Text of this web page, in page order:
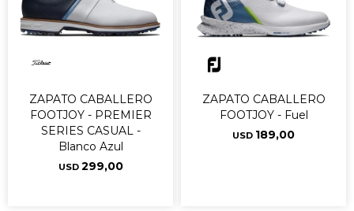
ZAPATO CABALLERO
FOOTJOY - PREMIER
SERIES CASUAL -
Blanco Azul
USD 299,00
ZAPATO CABALLERO
FOOTJOY - Fuel
USD 189,00